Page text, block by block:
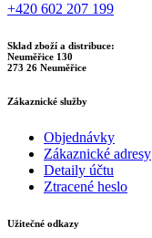
+420 602 207 199
Sklad zboží a distribuce:
Neuměřice 130
273 26 Neuměřice
Zákaznické služby
Objednávky
Zákaznické adresy
Detaily účtu
Ztracené heslo
Užitečné odkazy